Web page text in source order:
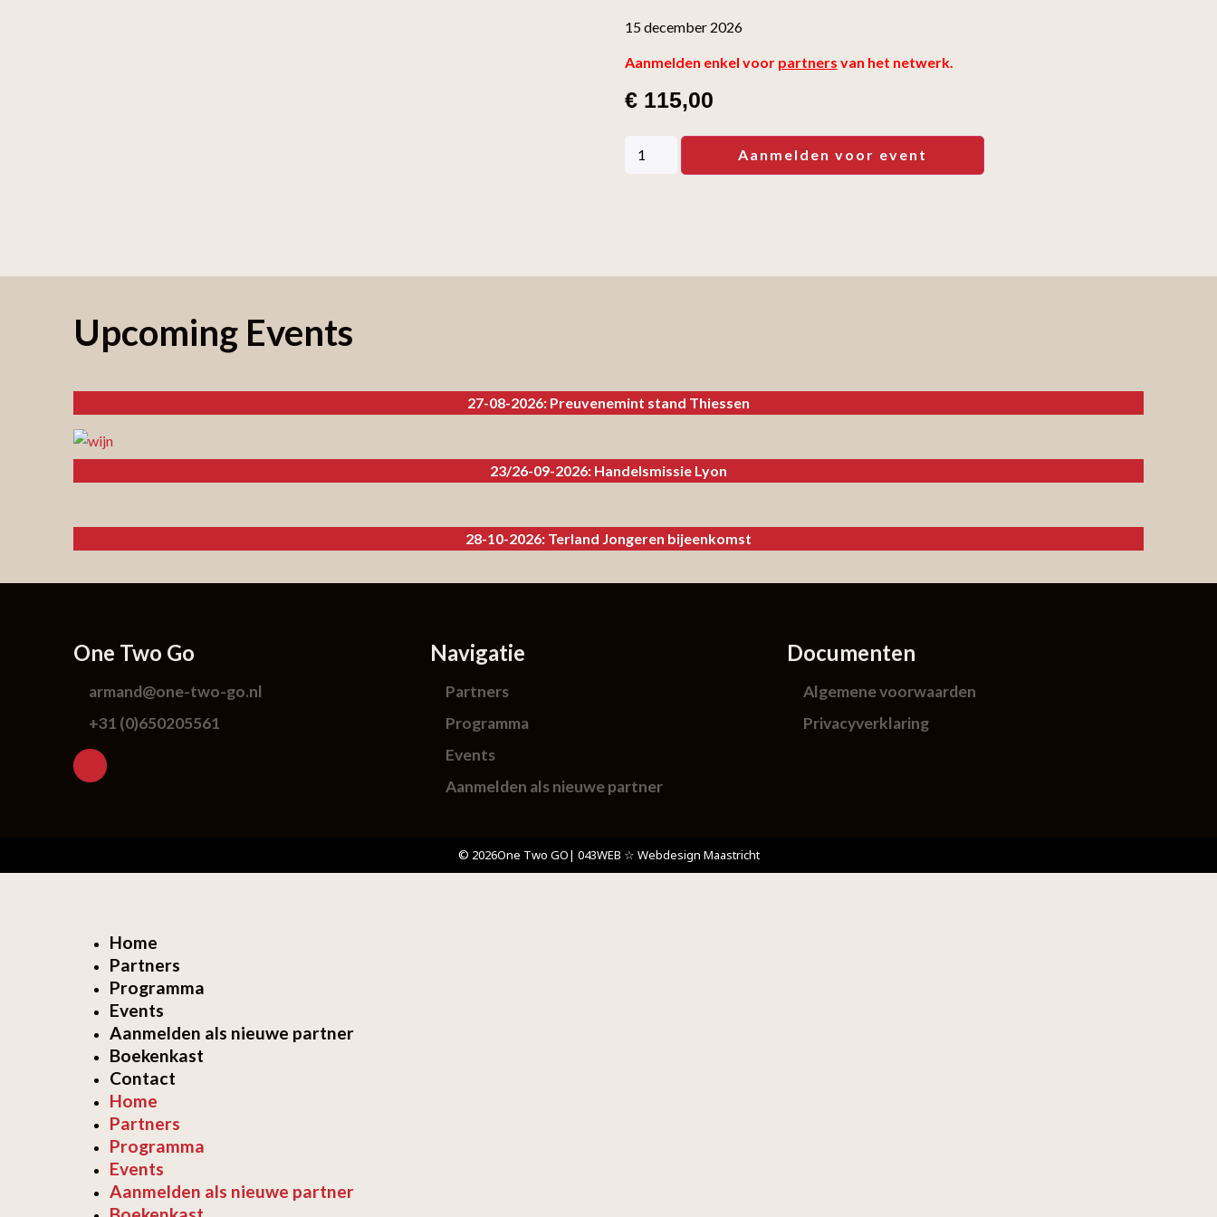
15 december 2026
Aanmelden enkel voor partners van het netwerk.
€115,00
Aanmelden voor event
Upcoming Events
27-08-2026: Preuvenemint stand Thiessen
23/26-09-2026: Handelsmissie Lyon
28-10-2026: Terland Jongeren bijeenkomst
One Two Go
armand@one-two-go.nl
+31 (0)650205561
Navigatie
Partners
Programma
Events
Aanmelden als nieuwe partner
Documenten
Algemene voorwaarden
Privacyverklaring
© 2026One Two GO| 043WEB ☆ Webdesign Maastricht
Home
Partners
Programma
Events
Aanmelden als nieuwe partner
Boekenkast
Contact
Home
Partners
Programma
Events
Aanmelden als nieuwe partner